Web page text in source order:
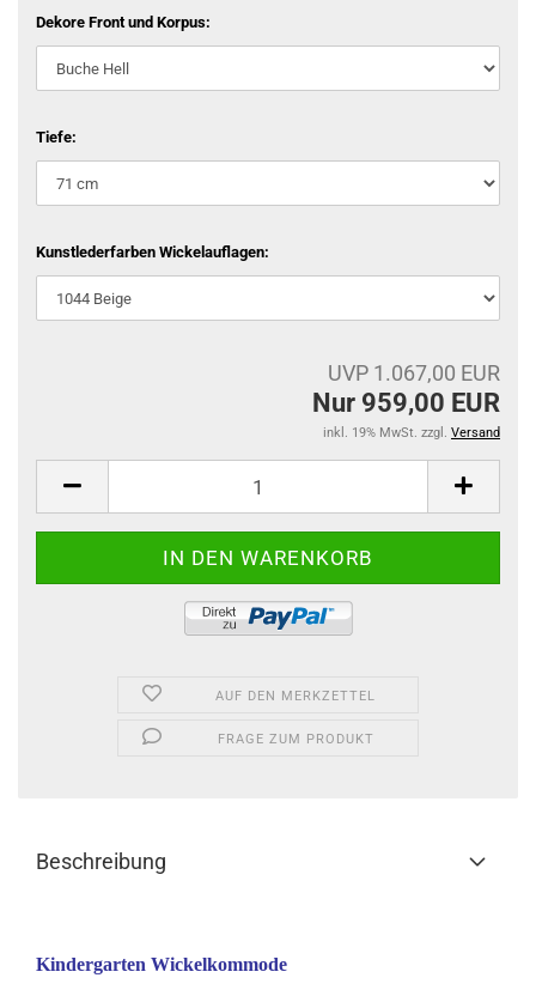
Dekore Front und Korpus:
Tiefe:
Kunstlederfarben Wickelauflagen:
UVP 1.067,00 EUR
Nur 959,00 EUR
inkl. 19% MwSt. zzgl. Versand
AUF DEN MERKZETTEL
FRAGE ZUM PRODUKT
Beschreibung
Kindergarten Wickelkommode